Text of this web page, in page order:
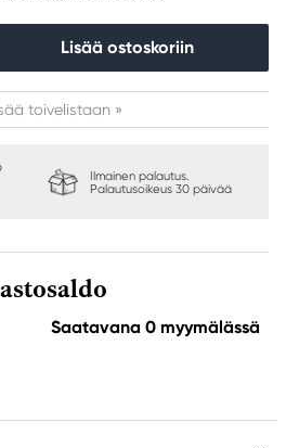
Lisää ostoskoriin
toivelistaan »
Ilmainen palautus.
Palautusoikeus 30 päivää
Saatavana 0 myymälässä